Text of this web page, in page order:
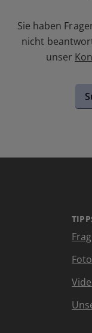
Sie haben
nicht
unser